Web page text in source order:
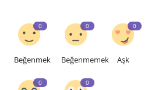
0
Beğenmek
0
Beğenmemek
0
Aşk
0 0